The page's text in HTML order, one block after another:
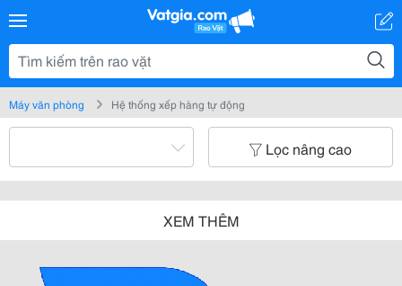
Máy văn phòng Hệ thống xếp hàng tự động
Lọc nâng cao
XEM THÊM